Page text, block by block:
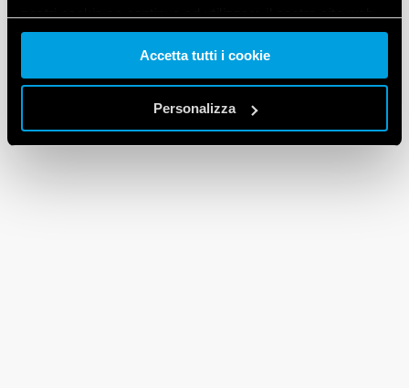
Vai alla Cookie Policy complet a
Accetta tutti i cookie
Personalizza